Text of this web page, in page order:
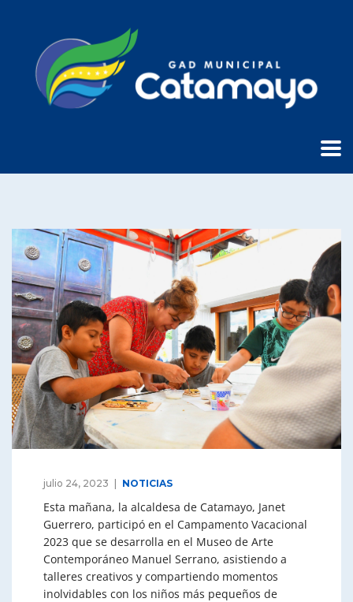
julio 24, 2023 NOTICIAS
Esta mañana, la alcaldesa de Catamayo, Janet
Guerrero, participó en el Campamento Vacacional
2023 que se desarrolla en el Museo de Arte
Contemporáneo Manuel Serrano, asistiendo a
talleres creativos y compartiendo momentos
inolvidables con los niños más pequeños de